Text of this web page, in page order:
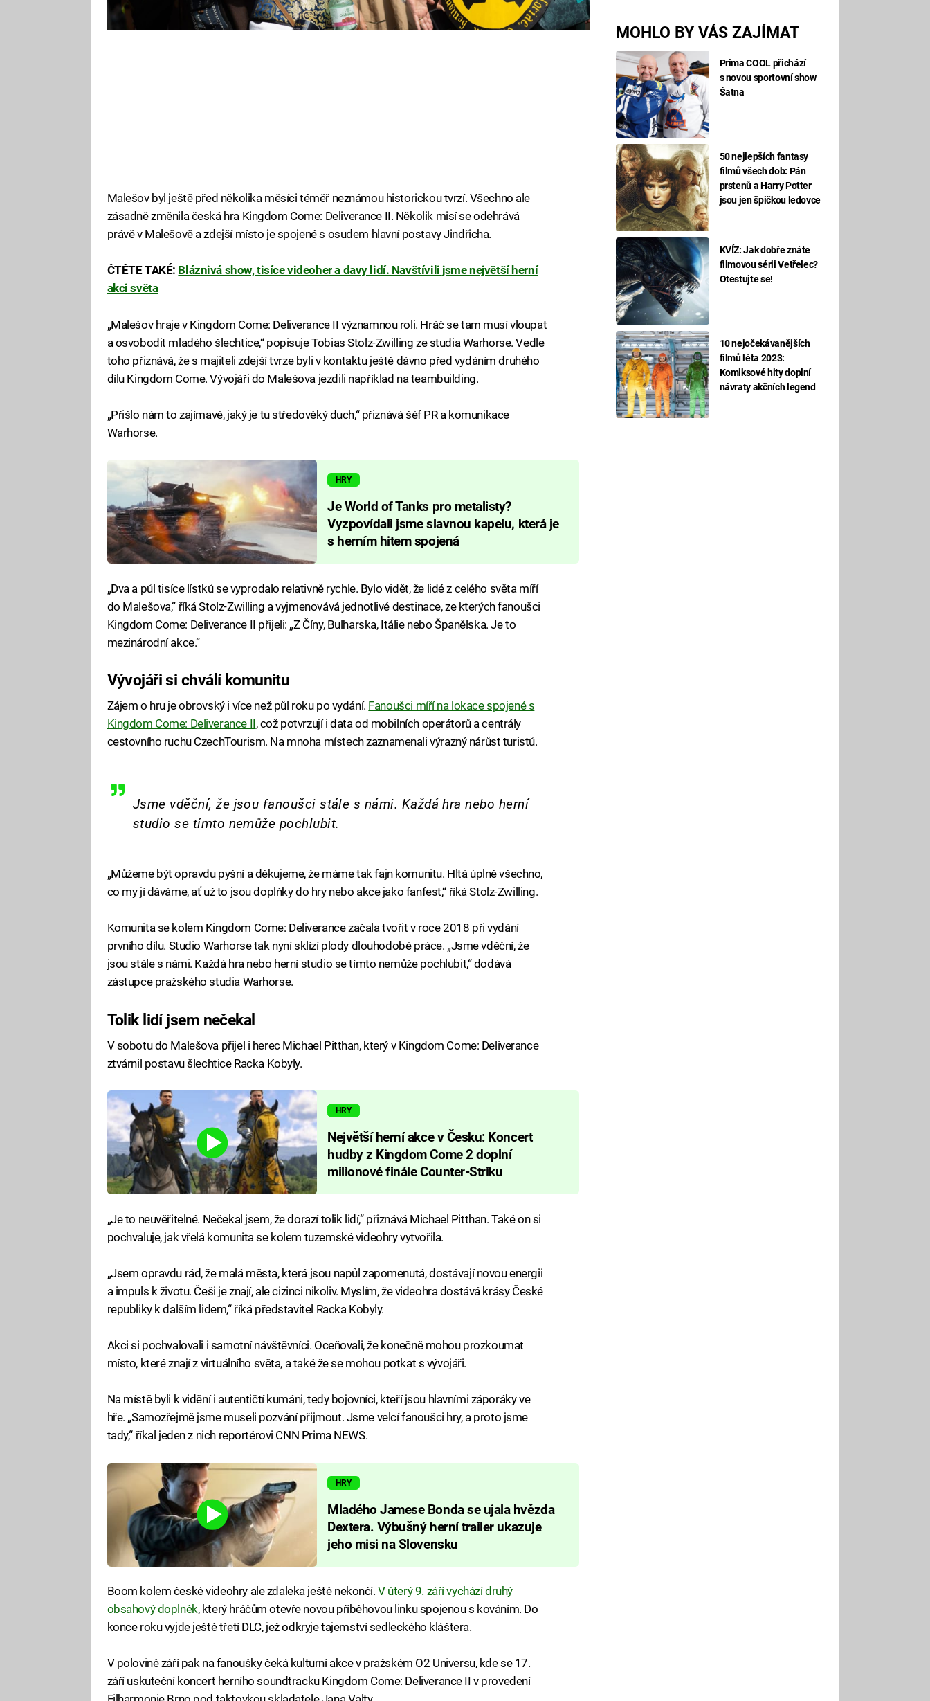
MOHLO BY VÁS ZAJÍMAT
Prima COOL přichází
s novou sportovní show
Šatna
50 nejlepších fantasy
filmů všech dob: Pán
prstenů a Harry Potter
jsou jen špičkou ledovce
KVÍZ: Jak dobře znáte
filmovou sérii Vetřelec?
Otestujte se!
10 nejočekávanějších
filmů léta 2023:
Komiksové hity doplní
návraty akčních legend
Malešov byl ještě před několika měsíci téměř neznámou historickou tvrzí. Všechno ale
zásadně změnila česká hra Kingdom Come: Deliverance II. Několik misí se odehrává
právě v Malešově a zdejší místo je spojené s osudem hlavní postavy Jindřicha.
ČTĚTE TAKÉ: Bláznivá show, tisíce videoher a davy lidí. Navštívili jsme největší herní
akci světa
„Malešov hraje v Kingdom Come: Deliverance II významnou roli. Hráč se tam musí vloupat
a osvobodit mladého šlechtice,“ popisuje Tobias Stolz-Zwilling ze studia Warhorse. Vedle
toho přiznává, že s majiteli zdejší tvrze byli v kontaktu ještě dávno před vydáním druhého
dílu Kingdom Come. Vývojáři do Malešova jezdili například na teambuilding.
„Přišlo nám to zajímavé, jaký je tu středověký duch,“ přiznává šéf PR a komunikace
Warhorse.
HRY
Je World of Tanks pro metalisty?
Vyzpovídali jsme slavnou kapelu, která je
s herním hitem spojená
„Dva a půl tisíce lístků se vyprodalo relativně rychle. Bylo vidět, že lidé z celého světa míří
do Malešova,“ říká Stolz-Zwilling a vyjmenovává jednotlivé destinace, ze kterých fanoušci
Kingdom Come: Deliverance II přijeli: „Z Číny, Bulharska, Itálie nebo Španělska. Je to
mezinárodní akce.“
Vývojáři si chválí komunitu
Zájem o hru je obrovský i více než půl roku po vydání. Fanoušci míří na lokace spojené s
Kingdom Come: Deliverance II, což potvrzují i data od mobilních operátorů a centrály
cestovního ruchu CzechTourism. Na mnoha místech zaznamenali výrazný nárůst turistů.
Jsme vděční, že jsou fanoušci stále s námi. Každá hra nebo herní
studio se tímto nemůže pochlubit.
„Můžeme být opravdu pyšní a děkujeme, že máme tak fajn komunitu. Hltá úplně všechno,
co my jí dáváme, ať už to jsou doplňky do hry nebo akce jako fanfest,“ říká Stolz-Zwilling.
Komunita se kolem Kingdom Come: Deliverance začala tvořit v roce 2018 při vydání
prvního dílu. Studio Warhorse tak nyní sklízí plody dlouhodobé práce. „Jsme vděční, že
jsou stále s námi. Každá hra nebo herní studio se tímto nemůže pochlubit,“ dodává
zástupce pražského studia Warhorse.
Tolik lidí jsem nečekal
V sobotu do Malešova přijel i herec Michael Pitthan, který v Kingdom Come: Deliverance
ztvárnil postavu šlechtice Racka Kobyly.
HRY
Největší herní akce v Česku: Koncert
hudby z Kingdom Come 2 doplní
milionové finále Counter-Striku
„Je to neuvěřitelné. Nečekal jsem, že dorazí tolik lidí,“ přiznává Michael Pitthan. Také on si
pochvaluje, jak vřelá komunita se kolem tuzemské videohry vytvořila.
„Jsem opravdu rád, že malá města, která jsou napůl zapomenutá, dostávají novou energii
a impuls k životu. Češi je znají, ale cizinci nikoliv. Myslím, že videohra dostává krásy České
republiky k dalším lidem,“ říká představitel Racka Kobyly.
Akci si pochvalovali i samotní návštěvníci. Oceňovali, že konečně mohou prozkoumat
místo, které znají z virtuálního světa, a také že se mohou potkat s vývojáři.
Na místě byli k vidění i autentičtí kumáni, tedy bojovníci, kteří jsou hlavními záporáky ve
hře. „Samozřejmě jsme museli pozvání přijmout. Jsme velcí fanoušci hry, a proto jsme
tady,“ říkal jeden z nich reportérovi CNN Prima NEWS.
HRY
Mladého Jamese Bonda se ujala hvězda
Dextera. Výbušný herní trailer ukazuje
jeho misi na Slovensku
Boom kolem české videohry ale zdaleka ještě nekončí.V úterý 9. září vychází druhý
obsahový doplněk, který hráčům otevře novou příběhovou linku spojenou s kováním. Do
konce roku vyjde ještě třetí DLC, jež odkryje tajemství sedleckého kláštera.
V polovině září pak na fanoušky čeká kulturní akce v pražském O2 Universu, kde se 17.
září uskuteční koncert herního soundtracku Kingdom Come: Deliverance II v provedení